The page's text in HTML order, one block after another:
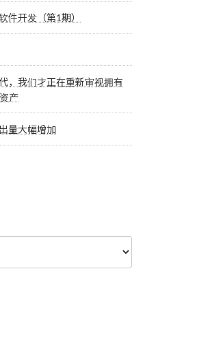
件开发（第1期）
，我们才正在重新审视拥有
产
量大幅增加